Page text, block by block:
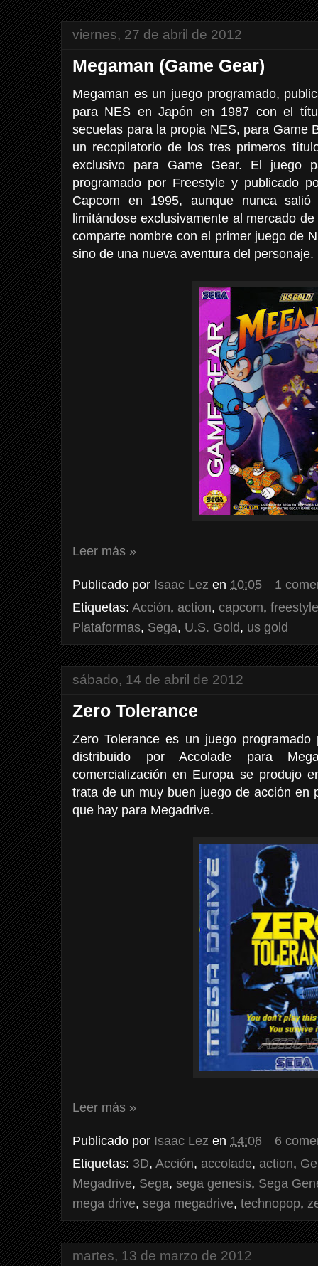
viernes, 27 de abril de 2012
Megaman (Game Gear)
Megaman es un juego programado,
para NES en Japón en 1987 con el
secuelas para la propia NES, para Game
un recopilatorio de los tres primeros
exclusivo para Game Gear. El juego
programado por Freestyle y publicado
Capcom en 1995, aunque nunca
limitándose exclusivamente al mercado
comparte nombre con el primer juego de
sino de una nueva aventura del personaje.
Leer más »
Publicado por Isaac Lez en 10:05
1
Etiquetas: Acción, action, capcom, freestyle
Plataformas, Sega, U.S. Gold, us gold
sábado, 14 de abril de 2012
Zero Tolerance
Zero Tolerance es un juego
distribuido por Accolade para
comercialización en Europa se produjo
trata de un muy buen juego de acción en
que hay para Megadrive.
Leer más »
Publicado por Isaac Lez en 14:06
6
Etiquetas: 3D, Acción, accolade, action,
Megadrive, Sega, sega genesis, Sega
mega drive, sega megadrive, technopop,
martes, 13 de marzo de 2012